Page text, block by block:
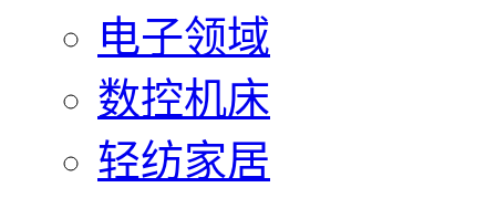
电子领域
数控机床
轻纺家居